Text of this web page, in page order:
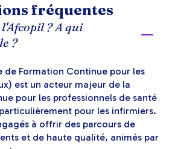
fréquentes
? A qui
?
de Formation Continue pour les
est un acteur majeur de la
pour les professionnels de santé
pour les infirmiers.
à offrir des parcours de
et de haute qualité, animés par